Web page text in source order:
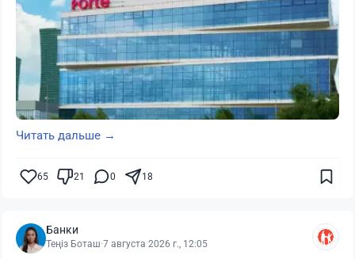
Читать дальше →
65 21 0 18
Банки
Теңіз Боташ·7 августа 2026 г., 12:05